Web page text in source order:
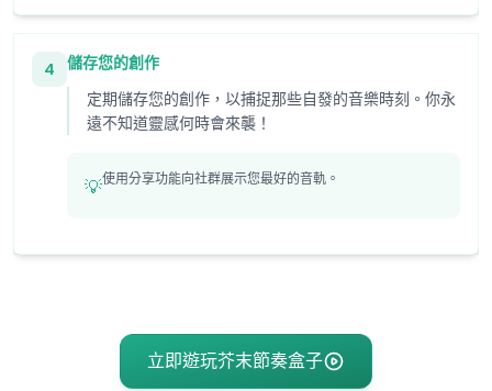
4
儲存您的創作
定期儲存您的創作，以捕捉那些自發的音樂時刻。你永
遠不知道靈感何時會來襲！
💡使用分享功能向社群展示您最好的音軌。
立即遊玩芥末節奏盒子